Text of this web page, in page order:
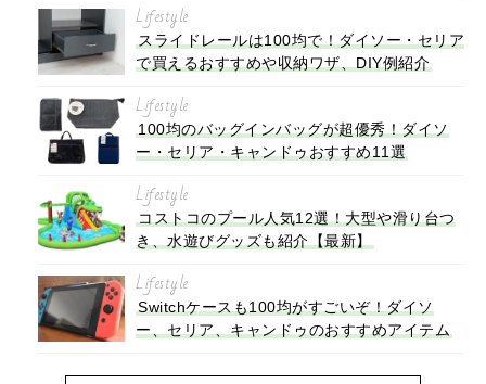
Lifestyle
スライドレールは100均で！ダイソー・セリア
で買えるおすすめや収納ワザ、DIY例紹介
Lifestyle
100均のバッグインバッグが超優秀！ダイソ
ー・セリア・キャンドゥおすすめ11選
Lifestyle
コストコのプール人気12選！大型や滑り台つ
き、水遊びグッズも紹介【最新】
Lifestyle
Switchケースも100均がすごいぞ！ダイソ
ー、セリア、キャンドゥのおすすめアイテム